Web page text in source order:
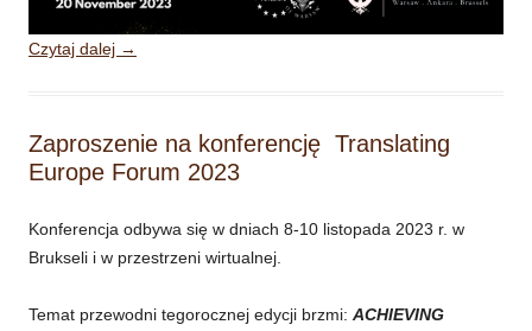
Czytaj dalej →
Zaproszenie na konferencję Translating
Europe Forum 2023
Konferencja odbywa się w dniach 8-10 listopada 2023 r. w
Brukseli i w przestrzeni wirtualnej.
Temat przewodni tegorocznej edycji brzmi: ACHIEVING